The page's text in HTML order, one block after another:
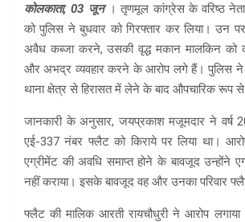
कोलकाता, 03 जून। तृणमूल कांग्रेस के वरिष्ठ
को पुलिस ने बुधवार को गिरफ्तार कर लिया। उन
अवैध कब्जा करने, उसकी वृद्ध मकान मालकिन
और अभद्र व्यवहार करने के आरोप लगे हैं। पुलिस ने
थाना क्षेत्र से हिरासत में लेने के बाद औपचारिक रूप से
जानकारी के अनुसार, जयप्रकाश मजूमदार ने वर्ष
एई-337 नंबर फ्लैट को किराये पर लिया था।
एग्रीमेंट की अवधि समाप्त होने के बावजूद उन्होंने
नहीं कराया। इसके बावजूद वह और उनका परिवार
फ्लैट की मालिक आरती रायचौधुरी ने आरोप